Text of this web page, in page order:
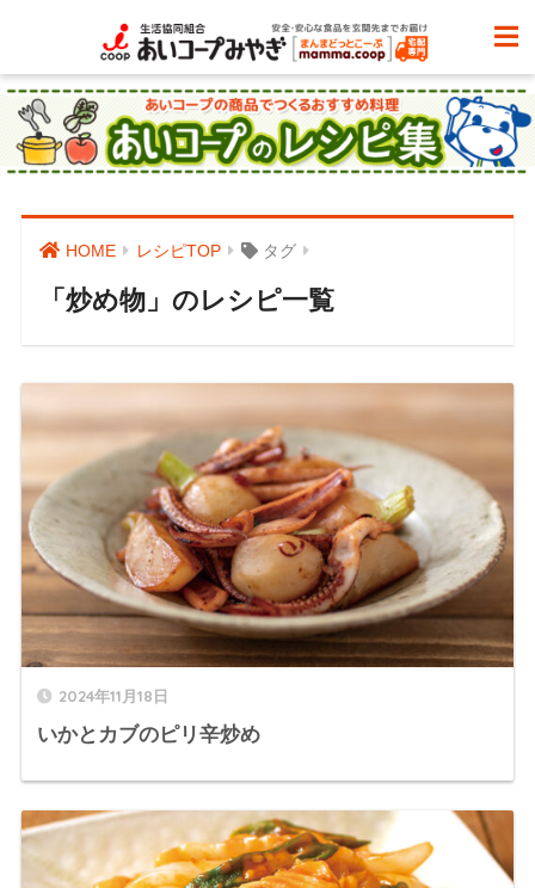
HOME レシピTOP タグ
「炒め物」のレシピ一覧
2024年11月18日
いかとカブのピリ辛炒め